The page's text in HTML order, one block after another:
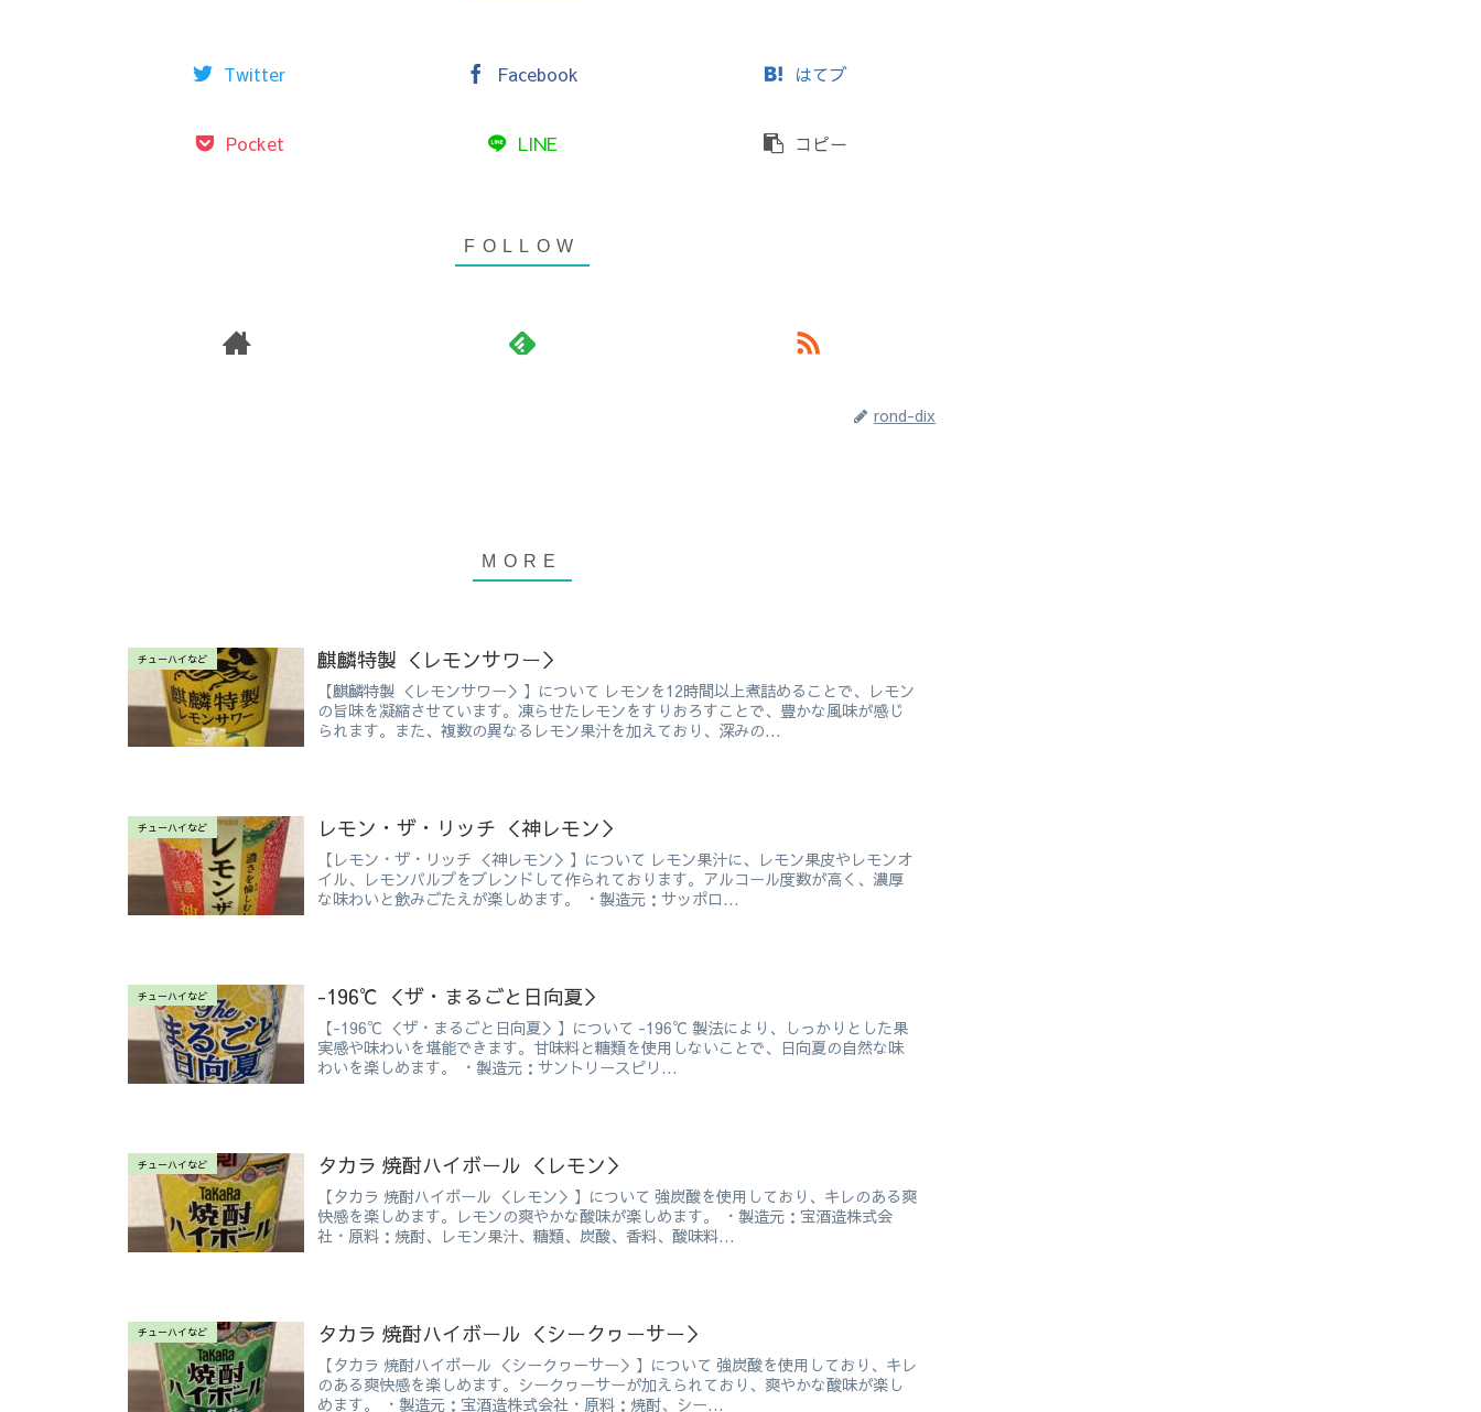
Twitter Facebook はてブ
Pocket LINE コピー
rond-dix
チューハイなど 麒麟特製 ＜レモンサワー＞
【麒麟特製 ＜レモンサワー＞】について レモンを12時間以上煮詰めることで、レモン
の旨味を凝縮させています。凍らせたレモンをすりおろすことで、豊かな風味が感じ
られます。また、複数の異なるレモン果汁を加えており、深みの...
チューハイなど レモン・ザ・リッチ ＜神レモン＞
【レモン・ザ・リッチ ＜神レモン＞】について レモン果汁に、レモン果皮やレモンオ
イル、レモンパルプをブレンドして作られております。アルコール度数が高く、濃厚
な味わいと飲みごたえが楽しめます。 ・製造元：サッポロ...
チューハイなど -196℃ ＜ザ・まるごと日向夏＞
【-196℃ ＜ザ・まるごと日向夏＞】について -196℃ 製法により、しっかりとした果
実感や味わいを堪能できます。甘味料と糖類を使用しないことで、日向夏の自然な味
わいを楽しめます。 ・製造元：サントリースピリ...
チューハイなど タカラ 焼酎ハイボール ＜レモン＞
【タカラ 焼酎ハイボール ＜レモン＞】について 強炭酸を使用しており、キレのある爽
快感を楽しめます。レモンの爽やかな酸味が楽しめます。 ・製造元：宝酒造株式会
社・原料：焼酎、レモン果汁、糖類、炭酸、香料、酸味料...
チューハイなど タカラ 焼酎ハイボール ＜シークヮーサー＞
【タカラ 焼酎ハイボール ＜シークヮーサー＞】について 強炭酸を使用しており、キレ
のある爽快感を楽しめます。シークヮーサーが加えられており、爽やかな酸味が楽し
めます。 ・製造元：宝酒造株式会社・原料：焼酎、シー...